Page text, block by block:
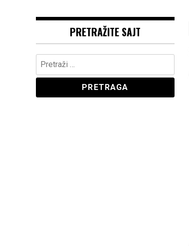
IBALKAN
PRETRAŽITE SAJT
Pretraga: